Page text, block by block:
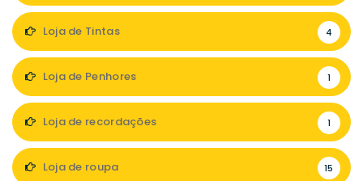
Loja de Tintas 4
Loja de Penhores 1
Loja de recordações 1
Loja de roupa 15